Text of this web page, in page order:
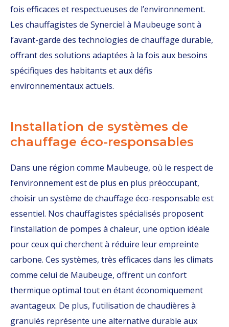
fois efficaces et respectueuses de l’environnement.
Les chauffagistes de Synerciel à Maubeuge sont à
l’avant-garde des technologies de chauffage durable,
offrant des solutions adaptées à la fois aux besoins
spécifiques des habitants et aux défis
environnementaux actuels.
Installation de systèmes de
chauffage éco-responsables
Dans une région comme Maubeuge, où le respect de
l’environnement est de plus en plus préoccupant,
choisir un système de chauffage éco-responsable est
essentiel. Nos chauffagistes spécialisés proposent
l’installation de pompes à chaleur, une option idéale
pour ceux qui cherchent à réduire leur empreinte
carbone. Ces systèmes, très efficaces dans les climats
comme celui de Maubeuge, offrent un confort
thermique optimal tout en étant économiquement
avantageux. De plus, l’utilisation de chaudières à
granulés représente une alternative durable aux